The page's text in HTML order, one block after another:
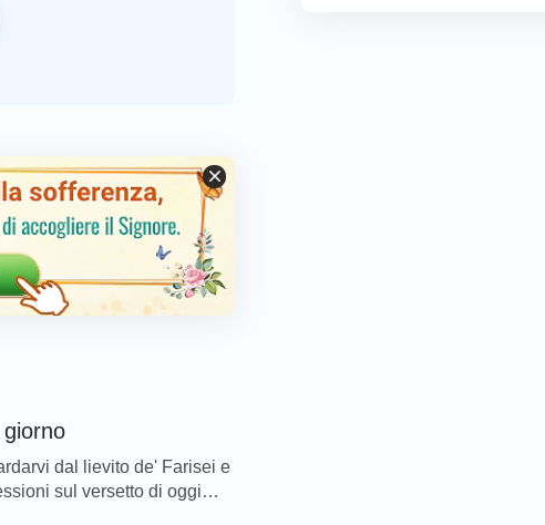
dal lievito de' Farisei e
sul versetto di oggi… Il